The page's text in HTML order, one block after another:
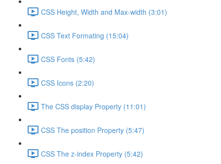
CSS Height, Width and Max-width (3:01)
CSS Text Formating (15:04)
CSS Fonts (5:42)
CSS Icons (2:20)
The CSS display Property (11:01)
CSS The position Property (5:47)
CSS The z-index Property (5:42)